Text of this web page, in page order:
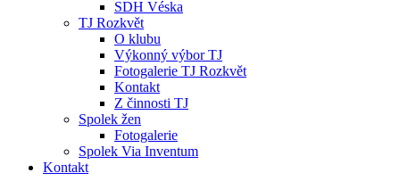
SDH Véska
TJ Rozkvět
O klubu
Výkonný výbor TJ
Fotogalerie TJ Rozkvět
Kontakt
Z činnosti TJ
Spolek žen
Fotogalerie
Spolek Via Inventum
Kontakt